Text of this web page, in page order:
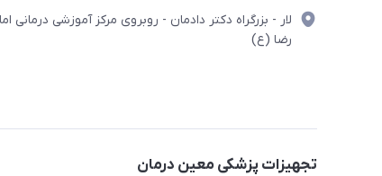
لار - بزرگراه دکتر دادمان - روبروی مرکز آموزشی درمانی
رضا (ع)
تجهیزات پزشکی معین درمان